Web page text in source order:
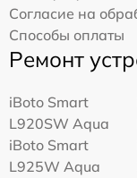
Согласие на
Способы оплаты
Ремонт
iBoto Smart
L920SW Aqua
iBoto Smart
L925W Aqua